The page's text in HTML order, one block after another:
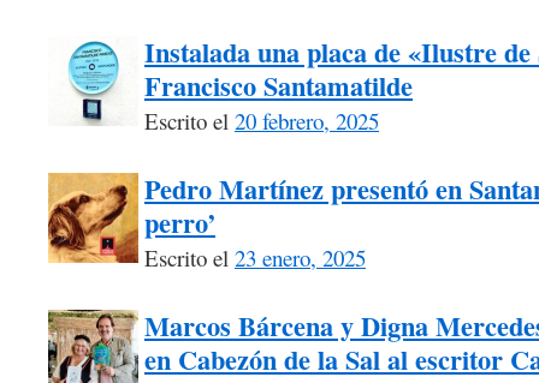
Instalada una placa de «Ilustre
Francisco Santamatilde
Escrito el 20 febrero, 2025
Pedro Martínez presentó en
perro’
Escrito el 23 enero, 2025
Marcos Bárcena y Digna
en Cabezón de la Sal al escritor